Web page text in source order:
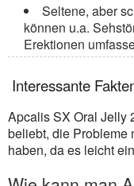
Seltene, aber
können u.a.
Erektionen
Interessante
Apcalis SX Oral Jelly
beliebt, die Probleme
haben, da es leicht